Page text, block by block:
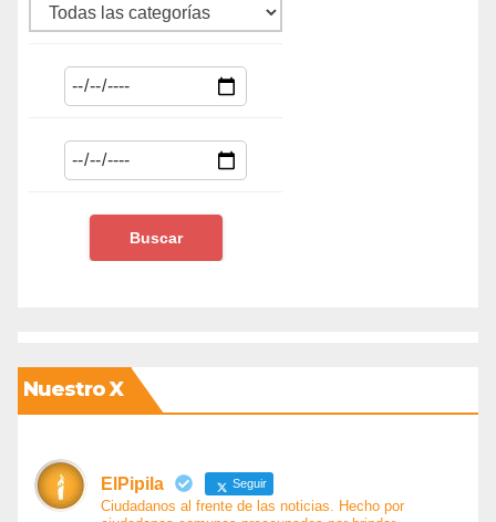
Nuestro X
ElPipila Seguir
Ciudadanos al frente de las noticias. Hecho por